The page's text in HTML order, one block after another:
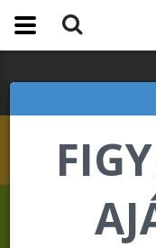
Hahn